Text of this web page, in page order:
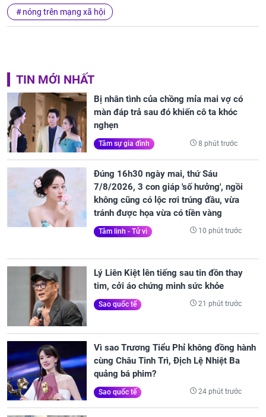
nóng trên mạng xã hội
TIN MỚI NHẤT
Bị nhân tình của chồng mỉa mai vợ có
màn đáp trả sau đó khiến cô ta khóc
nghẹn
Tâm sự gia đình 8 phút trước
Đúng 16h30 ngày mai, thứ Sáu
7/8/2026, 3 con giáp 'số hưởng', ngồi
không cũng có lộc rơi trúng đầu, vừa
tránh được họa vừa có tiền vàng
Tâm linh - Tử vi 10 phút trước
Lý Liên Kiệt lên tiếng sau tin đồn thay
tim, cởi áo chứng minh sức khỏe
Sao quốc tế 21 phút trước
Vì sao Trương Tiểu Phỉ không đồng hành
cùng Châu Tinh Trì, Địch Lệ Nhiệt Ba
quảng bá phim?
Sao quốc tế 24 phút trước